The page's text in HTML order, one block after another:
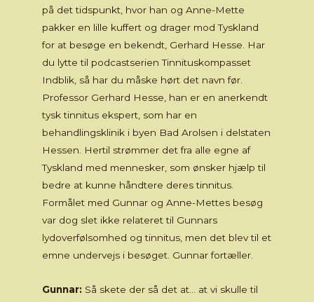
på det tidspunkt, hvor han og Anne-Mette
pakker en lille kuffert og drager mod Tyskland
for at besøge en bekendt, Gerhard Hesse. Har
du lytte til podcastserien Tinnituskompasset
Indblik, så har du måske hørt det navn før.
Professor Gerhard Hesse, han er en anerkendt
tysk tinnitus ekspert, som har en
behandlingsklinik i byen Bad Arolsen i delstaten
Hessen. Hertil strømmer det fra alle egne af
Tyskland med mennesker, som ønsker hjælp til
bedre at kunne håndtere deres tinnitus.
Formålet med Gunnar og Anne-Mettes besøg
var dog slet ikke relateret til Gunnars
lydoverfølsomhed og tinnitus, men det blev til et
emne undervejs i besøget. Gunnar fortæller.
Gunnar: Så skete der så det at… at vi skulle til